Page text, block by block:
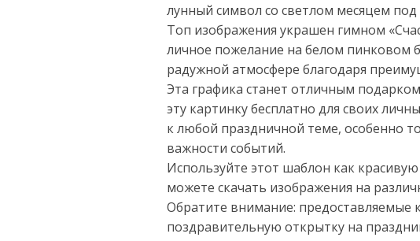
лунный символ со светлом месяцем под
Топ изображения украшен гимном
личное пожелание на белом пинковом
радужной атмосфере благодаря
Эта графика станет отличным
эту картинку бесплатно для своих
к любой праздничной теме, особенно
важности событий.
Используйте этот шаблон как
можете скачать изображения на
Обратите внимание: предоставляемые
поздравительную открытку на